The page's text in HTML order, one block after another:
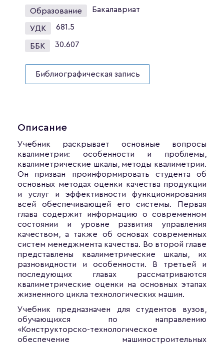
Образование Бакалавриат
УДК 681.5
ББК 30.607
Библиографическая запись
Описание
Учебник раскрывает основные вопросы
квалиметрии: особенности и проблемы,
квалиметрические шкалы, методы квалиметрии.
Он призван проинформировать студента об
основных методах оценки качества продукции
и услуг и эффективности функционирования
всей обеспечивающей его системы. Первая
глава содержит информацию о современном
состоянии и уровне развития управления
качеством, а также об основах современных
систем менеджмента качества. Во второй главе
представлены квалиметрические шкалы, их
разновидности и особенности. В третьей и
последующих главах рассматриваются
квалиметрические оценки на основных этапах
жизненного цикла технологических машин.
Учебник предназначен для студентов вузов,
обучающихся по направлению
«Конструкторско-технологическое
обеспечение машиностроительных